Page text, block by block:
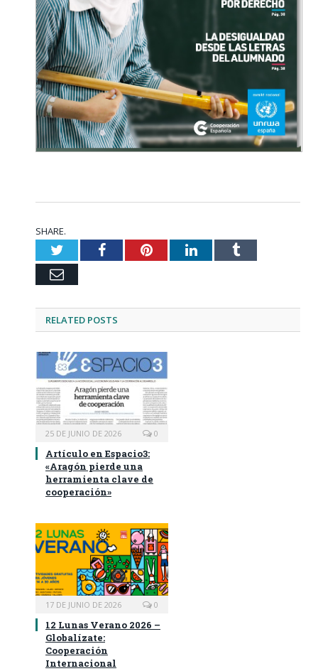
SHARE.
TwitterFacebookPinterestLinkedInTumblr
Email
RELATED POSTS
25 DE JUNIO DE 2026 0
Artículo en Espacio3:
«Aragón pierde una
herramienta clave de
cooperación»
17 DE JUNIO DE 2026 0
12 Lunas Verano 2026 –
Globalízate:
Cooperación
Internacional